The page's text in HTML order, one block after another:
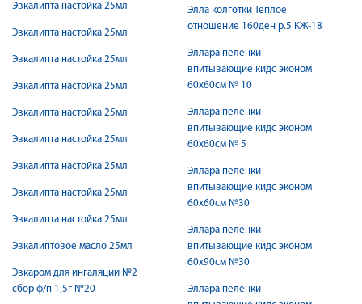
Эвкалипта настойка 25мл
Эвкалипта настойка 25мл
Эвкалипта настойка 25мл
Эвкалипта настойка 25мл
Эвкалипта настойка 25мл
Эвкалипта настойка 25мл
Эвкалипта настойка 25мл
Эвкалипта настойка 25мл
Эвкалипта настойка 25мл
Эвкалиптовое масло 25мл
Эвкаром для ингаляции №2
сбор ф/п 1,5г №20
Элла колготки Теплое
отношение 160ден р.5 КЖ-18
Эллара пеленки
впитывающие кидс эконом
60х60см № 10
Эллара пеленки
впитывающие кидс эконом
60х60см № 5
Эллара пеленки
впитывающие кидс эконом
60х60см №30
Эллара пеленки
впитывающие кидс эконом
60х90см №30
Эллара пеленки